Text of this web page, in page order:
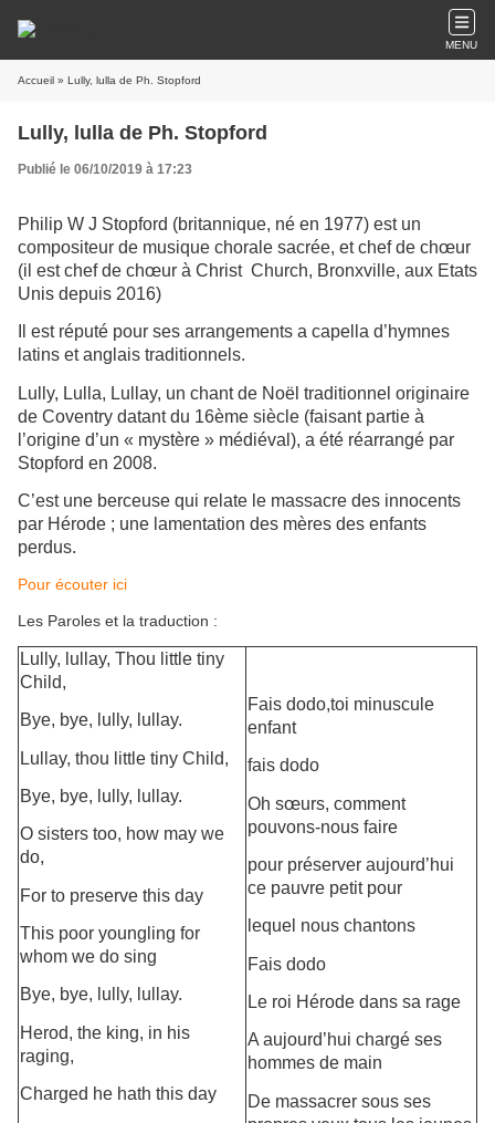
MENU
Accueil » Lully, lulla de Ph. Stopford
Lully, lulla de Ph. Stopford
Publié le 06/10/2019 à 17:23
Philip W J Stopford (britannique, né en 1977) est un
compositeur de musique chorale sacrée, et chef de chœur
(il est chef de chœur à Christ Church, Bronxville, aux Etats
Unis depuis 2016)
Il est réputé pour ses arrangements a capella d’hymnes
latins et anglais traditionnels.
Lully, Lulla, Lullay, un chant de Noël traditionnel originaire
de Coventry datant du 16ème siècle (faisant partie à
l’origine d’un « mystère » médiéval), a été réarrangé par
Stopford en 2008.
C’est une berceuse qui relate le massacre des innocents
par Hérode ; une lamentation des mères des enfants
perdus.
Pour écouter ici
Les Paroles et la traduction :
Lully, lullay, Thou little tiny
Child,
Bye, bye, lully, lullay.
Lullay, thou little tiny Child,
Bye, bye, lully, lullay.
O sisters too, how may we
do,
For to preserve this day
This poor youngling for
whom we do sing
Bye, bye, lully, lullay.
Herod, the king, in his
raging,
Charged he hath this day
Fais dodo,toi minuscule
enfant
fais dodo
Oh sœurs, comment
pouvons-nous faire
pour préserver aujourd’hui
ce pauvre petit pour
lequel nous chantons
Fais dodo
Le roi Hérode dans sa rage
A aujourd’hui chargé ses
hommes de main
De massacrer sous ses